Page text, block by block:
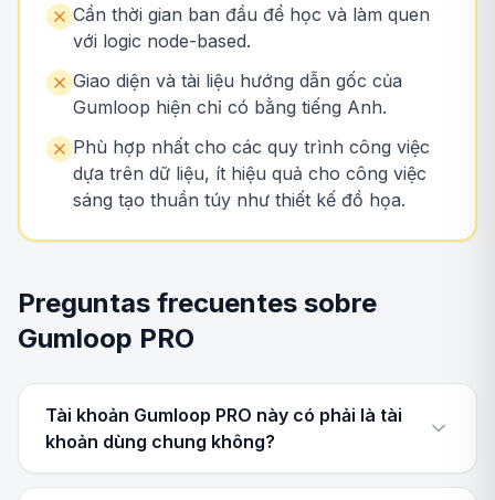
Cần thời gian ban đầu để học và làm quen
với logic node-based.
Giao diện và tài liệu hướng dẫn gốc của
Gumloop hiện chỉ có bằng tiếng Anh.
Phù hợp nhất cho các quy trình công việc
dựa trên dữ liệu, ít hiệu quả cho công việc
sáng tạo thuần túy như thiết kế đồ họa.
Preguntas frecuentes sobre
Gumloop PRO
Tài khoản Gumloop PRO này có phải là tài
khoản dùng chung không?